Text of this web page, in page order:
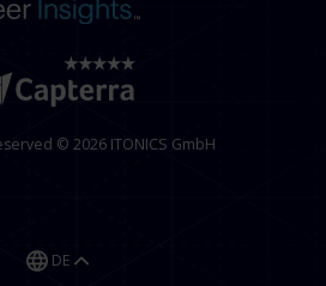
© 2026 ITONICS GmbH
DE